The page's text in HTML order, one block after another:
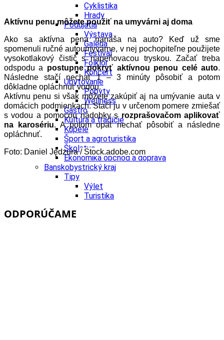
Cyklistika
Hrady
Podujatia
Výstava
Galéria
Festival
Folklór
Koncert
Ubytovanie
Pobyty
Wellness
Gastro
Kultúra a tradície
Kúpele
Šport a agroturistika
Školstvo
Ekonomika obchod a doprava
Banskobystrický kraj
Tipy
Výlet
Turistika
Aktívnu penu môžete použiť na umyvárni aj doma
Ako sa aktívna pena nanáša na auto? Keď už sme
spomenuli ručné autoumyvárne, v nej pochopiteľne použijete
vysokotlakový čistič s napeňovacou tryskou. Začať treba
odspodu a postupne pokryť aktívnou penou celé auto.
Následne stačí nechať 1 – 3 minúty pôsobiť a potom
dôkladne opláchnuť vodou.
Aktívnu penu si však môžete zakúpiť aj na umývanie auta v
domácich podmienkach. Stačí ju v určenom pomere zmiešať
s vodou a pomocou nádobky s rozprašovačom aplikovať
na karosériu. A potom opäť nechať pôsobiť a následne
opláchnuť.
Foto: Daniel Jędzura/ Stock.adobe.com
ODPORÚČAME